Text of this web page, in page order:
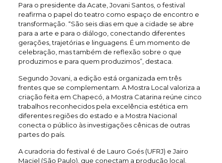
Para o presidente da Acate, Jovani Santos, o festival
reafirma o papel do teatro como espaço de encontro e
transformação. “São seis dias em que a cidade se abre
para a arte e para o diálogo, conectando diferentes
gerações, trajetórias e linguagens. É um momento de
celebração, mas também de reflexão sobre o que
produzimos e para quem produzimos”, destaca.
Segundo Jovani, a edição está organizada em três
frentes que se complementam. A Mostra Local valoriza a
criação feita em Chapecó, a Mostra Catarina reúne cinco
trabalhos reconhecidos pela excelência estética em
diferentes regiões do estado e a Mostra Nacional
conecta o público às investigações cênicas de outras
partes do país.
A curadoria do festival é de Lauro Goés (UFRJ) e Jairo
Maciel (São Paulo), que conectam a produção local,